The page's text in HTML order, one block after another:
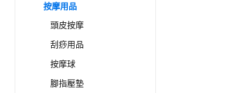
按摩用品
頭皮按摩
刮痧用品
按摩球
腳指壓墊